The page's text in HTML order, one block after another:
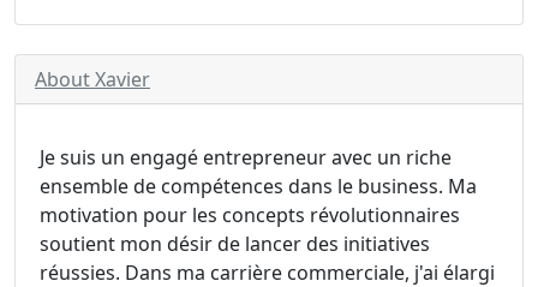
About Xavier
Je suis un engagé entrepreneur avec un riche
ensemble de compétences dans le business. Ma
motivation pour les concepts révolutionnaires
soutient mon désir de lancer des initiatives
réussies. Dans ma carrière commerciale, j'ai élargi